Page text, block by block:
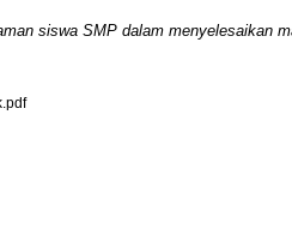
siswa SMP dalam menyelesaikan